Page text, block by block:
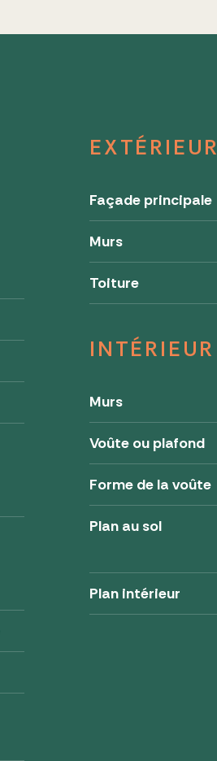
EXTÉRIEUR
Façade principale
Murs
Toiture
INTÉRIEUR
Murs
Voûte ou plafond
Forme de la voûte
Plan au sol
Plan intérieur